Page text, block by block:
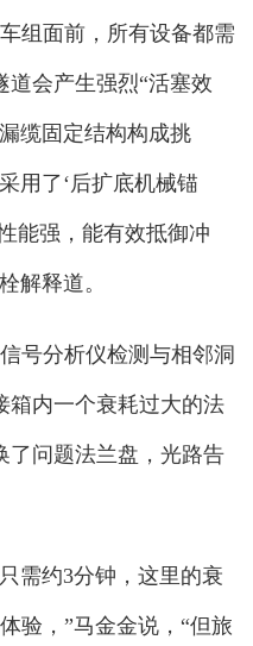
面前，所有设备都需
会产生强烈“活塞效
缆固定结构构成挑
用了‘后扩底机械锚
能强，能有效抵御冲
解释道。
分析仪检测与相邻洞
箱内一个衰耗过大的法
了问题法兰盘，光路告
约3分钟，这里的衰
验，”马金金说，“但旅